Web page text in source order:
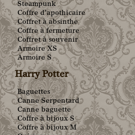
Steampunk
Coffre d’apothicaire
Coffret à absinthe
Coffre à fermeture
Coffret à souvenir
Armoire XS
Armoire S
Harry Potter
Baguettes
Canne Serpentard
Canne baguette
Coffre à bijoux S
Coffre à bijoux M